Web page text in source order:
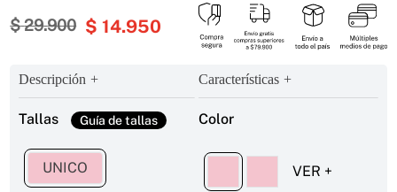
$29.900 $ 14.950
Descripción
Tallas
UNICO
Características
Color